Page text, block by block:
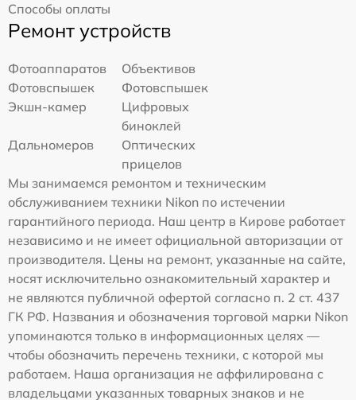
Способы оплаты
Ремонт устройств
Фотоаппаратов
Объективов
Фотовспышек
Фотовспышек
Экшн-камер
Цифровых
биноклей
Дальномеров
Оптических
прицелов
Мы занимаемся ремонтом и техническим
обслуживанием техники Nikon по истечении
гарантийного периода. Наш центр в Кирове работает
независимо и не имеет официальной авторизации от
производителя. Цены на ремонт, указанные на сайте,
носят исключительно ознакомительный характер и
не являются публичной офертой согласно п. 2 ст. 437
ГК РФ. Названия и обозначения торговой марки Nikon
упоминаются только в информационных целях —
чтобы обозначить перечень техники, с которой мы
работаем. Наша организация не аффилирована с
владельцами указанных товарных знаков и не